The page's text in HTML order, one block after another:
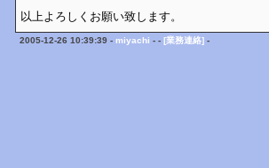
以上よろしくお願い致します。
2005-12-26 10:39:39 - miyachi - - [業務連絡] -